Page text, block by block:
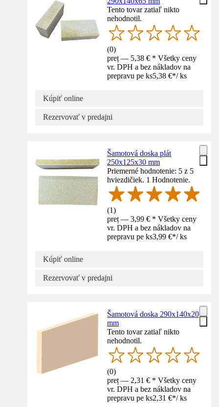
Tento tovar zatiaľ nikto
nehodnotil.
(0)
preț — 5,38 € * Všetky ceny
vr. DPH a bez nákladov na
prepravu pe ks5,38 €*/ ks
Kúpiť online
Rezervovať v predajni
Šamotová doska plát
250x125x30 mm
Priemerné hodnotenie: 5 z 5
hviezdičiek. 1 Hodnotenie.
(1)
preț — 3,99 € * Všetky ceny
vr. DPH a bez nákladov na
prepravu pe ks3,99 €*/ ks
Kúpiť online
Rezervovať v predajni
Šamotová doska 290x140x20
mm
Tento tovar zatiaľ nikto
nehodnotil.
(0)
preț — 2,31 € * Všetky ceny
vr. DPH a bez nákladov na
prepravu pe ks2,31 €*/ ks